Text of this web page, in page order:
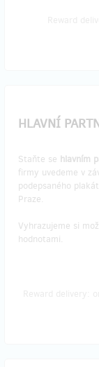
HLAVNÍ
Staňte se hlavním
firmy uvedeme v
podepsaného
Praze.
Vyhrazujeme si
hodnotami.